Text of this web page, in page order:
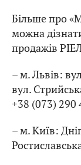
Більше про
можна
продажів
– м. Львів:
вул.
+38 (073) 290
– м. Київ: